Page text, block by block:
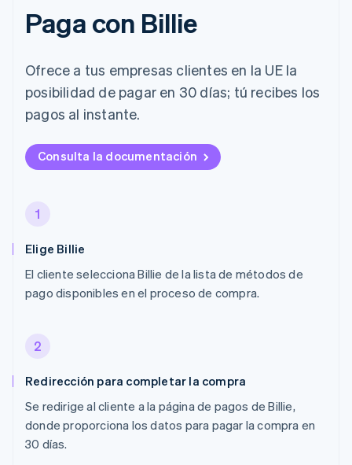
Paga con Billie
Ofrece a tus empresas clientes en la UE la
posibilidad de pagar en 30 días; tú recibes los
pagos al instante.
Consulta la documentación
1
Elige Billie
El cliente selecciona Billie de la lista de métodos de
pago disponibles en el proceso de compra.
2
Redirección para completar la compra
Se redirige al cliente a la página de pagos de Billie,
donde proporciona los datos para pagar la compra en
30 días.